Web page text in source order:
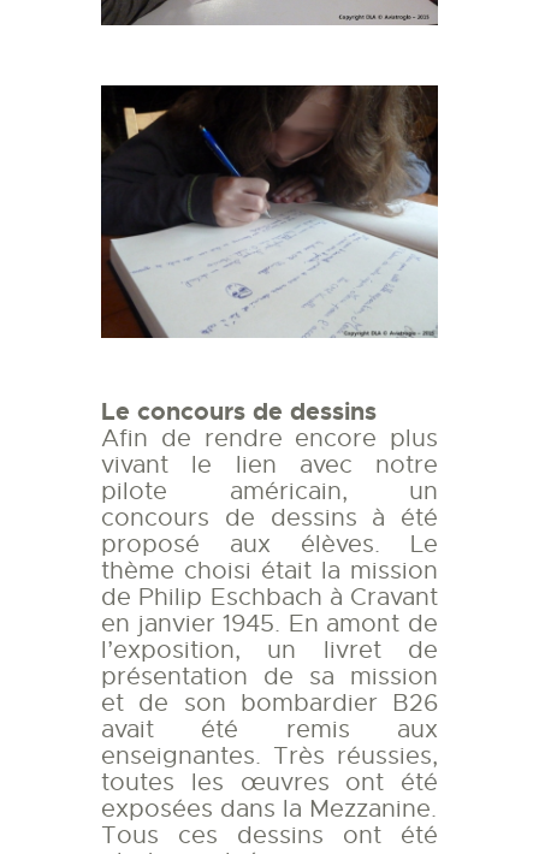
Le concours de dessins
Afin de rendre encore plus
vivant le lien avec notre
pilote américain, un
concours de dessins à été
proposé aux élèves. Le
thème choisi était la mission
de Philip Eschbach à Cravant
en janvier 1945. En amont de
l’exposition, un livret de
présentation de sa mission
et de son bombardier B26
avait été remis aux
enseignantes. Très réussies,
toutes les œuvres ont été
exposées dans la Mezzanine.
Tous ces dessins ont été